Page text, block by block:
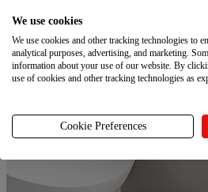
We use cookies
We use cookies and other tracking technologies to
analytical purposes, advertising, and marketing.
information about your use of our website. By
use of cookies and other tracking technologies as
Cookie Preferences